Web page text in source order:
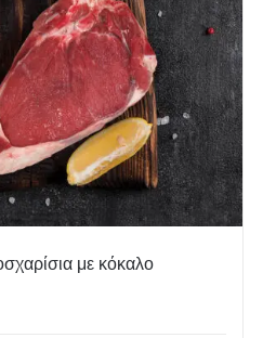
με κόκαλο